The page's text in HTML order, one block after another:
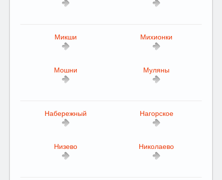
Микши Михионки
Мошни Муляны
Набережный Нагорское
Низево Николаево